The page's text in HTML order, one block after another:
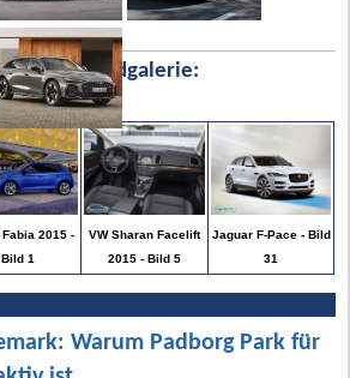
unserer Bildgalerie:
2015 -
Bild 1
VW Sharan Facelift
2015 - Bild 5
Jaguar F-Pace - Bild
31
Warum Padborg Park für